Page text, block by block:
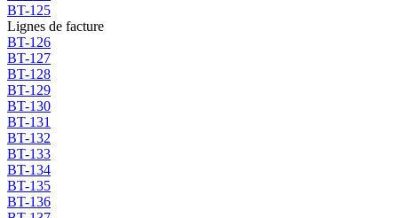
BT-125
Lignes de facture
BT-126
BT-127
BT-128
BT-129
BT-130
BT-131
BT-132
BT-133
BT-134
BT-135
BT-136